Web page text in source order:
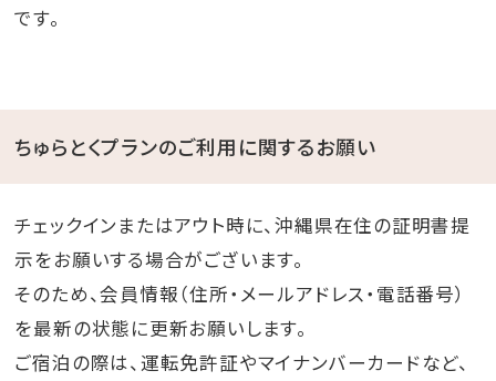
です。
ちゅらとくプランのご利用に関するお願い
チェックインまたはアウト時に、沖縄県在住の証明書提
示をお願いする場合がございます。
そのため、会員情報（住所・メールアドレス・電話番号）
を最新の状態に更新お願いします。
ご宿泊の際は、運転免許証やマイナンバーカードなど、